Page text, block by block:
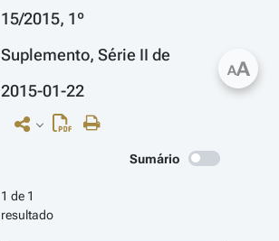
15/2015, 1º
Suplemento, Série II de
2015-01-22
Sumário
1 de 1
resultado
AA